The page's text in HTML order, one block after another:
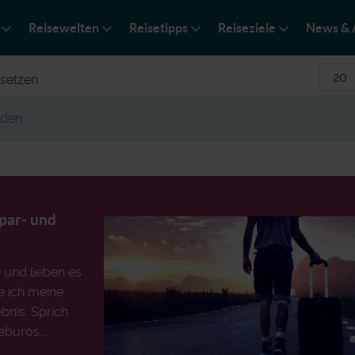
Reisewelten Reisetipps Reiseziele News &
und
und lieben es
ich meine
Sprich